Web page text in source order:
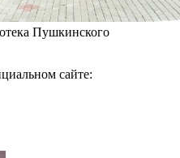
Пушкинского
сайте: